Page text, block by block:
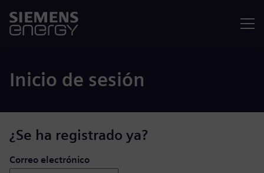
Inicio de sesión
¿Se ha registrado ya?
Iniciar de sesión: usuario y contraseña
Correo electrónico